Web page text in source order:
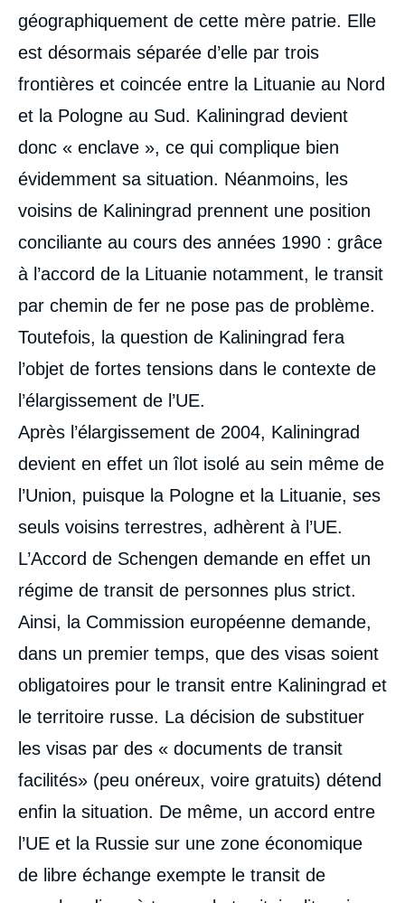
géographiquement de cette mère patrie. Elle
est désormais séparée d’elle par trois
frontières et coincée entre la Lituanie au Nord
et la Pologne au Sud. Kaliningrad devient
donc « enclave », ce qui complique bien
évidemment sa situation. Néanmoins, les
voisins de Kaliningrad prennent une position
conciliante au cours des années 1990 : grâce
à l’accord de la Lituanie notamment, le transit
par chemin de fer ne pose pas de problème.
Toutefois, la question de Kaliningrad fera
l’objet de fortes tensions dans le contexte de
l’élargissement de l’UE.
Après l’élargissement de 2004, Kaliningrad
devient en effet un îlot isolé au sein même de
l’Union, puisque la Pologne et la Lituanie, ses
seuls voisins terrestres, adhèrent à l’UE.
L’Accord de Schengen demande en effet un
régime de transit de personnes plus strict.
Ainsi, la Commission européenne demande,
dans un premier temps, que des visas soient
obligatoires pour le transit entre Kaliningrad et
le territoire russe. La décision de substituer
les visas par des « documents de transit
facilités» (peu onéreux, voire gratuits) détend
enfin la situation. De même, un accord entre
l’UE et la Russie sur une zone économique
de libre échange exempte le transit de